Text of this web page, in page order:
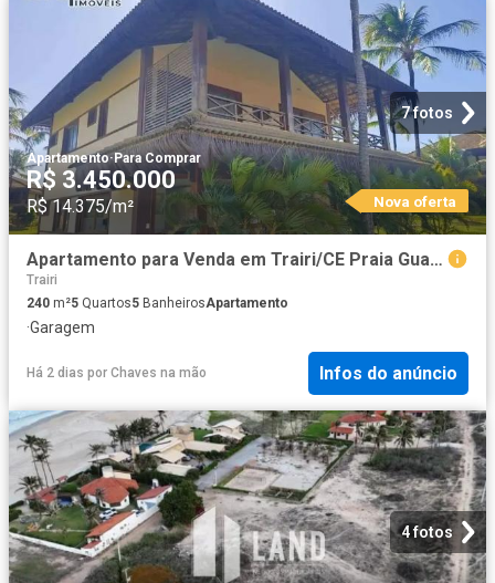
7 fotos
Apartamento·Para Comprar
R$ 3.450.000
R$ 14.375/m² Nova oferta
Apartamento para Venda em Trairi/CE Praia Guajiru 5 Quartos
Trairi
240 m²5 Quartos5 BanheirosApartamento
·Garagem
Há 2 dias por Chaves na mão Infos do anúncio
4 fotos